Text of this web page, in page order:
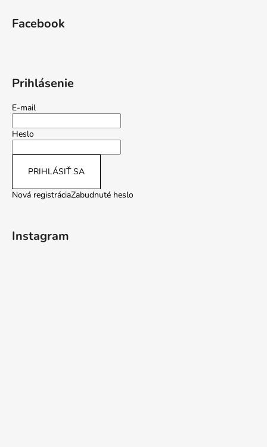
Facebook
Prihlásenie
E-mail
Heslo
PRIHLÁSIŤ SA
Nová registráciaZabudnuté heslo
Instagram